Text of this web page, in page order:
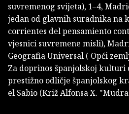
suvremenog svijeta), 1–4,
jedan od glavnih suradnika na
corrientes del pensamiento
vjesnici suvremene misli),
Geografia Universal ( Opći
Za doprinos španjolskoj kulturi
prestižno odličje španjolskog
el Sabio (Križ Alfonsa X.